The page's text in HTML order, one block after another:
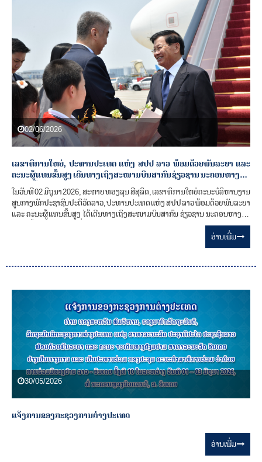
02/06/2026
ເລຂາທິການໃຫຍ່, ປະທານປະເທດ ແຫ່ງ ສປປ ລາວ ພ້ອມດ້ວຍພັນລະຍາ ແລະ
ຄະນະຜູ້ແທນຂັ້ນສູງ ເດີນທາງເຖິງສະໜາມບິນສາກົນ ຊ່ຽວຊານ ນະຄອນຫາງໂຈ,
ແຂວງເຈີ້ຈ່ຽງ, ສປ ຈີນ
ໃນວັນທີ 02 ມິຖຸນາ 2026, ສະຫາຍ ທອງລຸນ ສີສຸລິດ, ເລຂາທິການໃຫຍ່ຄະນະບໍລິຫານງານ
ສູນກາງພັກປະຊາຊົນປະຕິວັດລາວ, ປະທານປະເທດ ແຫ່ງ ສປປ ລາວ ພ້ອມດ້ວຍພັນລະຍາ
ແລະ ຄະນະຜູ້ແທນຂັ້ນສູງ ໄດ້ເດີນທາງເຖິງສະໜາມບິນສາກົນ ຊ່ຽວຊານ ນະຄອນຫາງໂຈ,
ແຂວງເຈີ້ຈ່ຽງ, ສປ ຈີນ, ເພື່ອດໍາເນີນການຢ້ຽມຢາມລັດຖະກິດ ຢູ່ ສປ ຈີນ ແຕ່ວັນທີ 02-06
ອ່ານ​ເພີ່ມ
30/05/2026
ແຈ້ງການຂອງກະຊວງການຕ່າງປະເທດ
ອ່ານ​ເພີ່ມ